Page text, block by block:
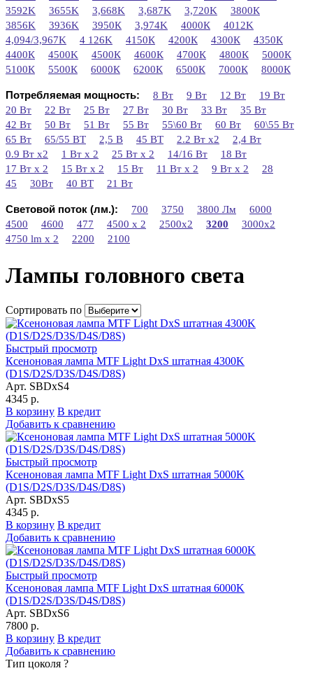
3592K
3655K 3,668K 3,687K 3,720K
3800К
3856K
3936K 3950К 3,974K 4000К
4012K
4,094/3,967K
4 126K 4150К 4200К 4300К
4350К
4400К
4500K 4500К 4600К 4700К 4800К
5000К
5100К
5500К 6000К 6200К 6500К 7000К 8000К
Потребляемая мощность: 8 Вт 9 Вт 12 Вт
19 Вт
20 Вт
22 Вт 25 Вт 27 Вт 30 Вт 33 Вт
35 Вт
42 Вт
50 Вт 51 Вт 55 Вт 55\60 Вт 60 Вт
60\55 Вт
65 Вт
65/55 ВТ 2,5 В 45 ВТ 2.2 Вт х2
2,4 Вт
0.9 Вт x2
1 Вт x 2 25 Вт х 2 14/16 Вт
18 Вт
17 Вт х 2
15 Вт х 2 15 Вт 11 Вт х 2 9 Вт х 2
28
45
30Вт 40 ВТ 21 Вт
Световой поток (лм.): 700 3750 3800 Лм
6000
4500
4600 477 4500 x 2 2500x2 3200
3000x2
4750 lm х 2
2200 2100
Лампы головного света
Сортировать по
Быстрый просмотр
Ксеноновая лампа MTF Light DxS штатная 4300K
(D1S/D2S/D3S/D4S/D8S)
Арт. SBDxS4
4345 р.
В корзину В кредит
Добавить к сравнению
Быстрый просмотр
Ксеноновая лампа MTF Light DxS штатная 5000K
(D1S/D2S/D3S/D4S/D8S)
Арт. SBDxS5
4345 р.
В корзину В кредит
Добавить к сравнению
Быстрый просмотр
Ксеноновая лампа MTF Light DxS штатная 6000K
(D1S/D2S/D3S/D4S/D8S)
Арт. SBDxS6
7800 р.
В корзину В кредит
Добавить к сравнению
Тип цоколя ?